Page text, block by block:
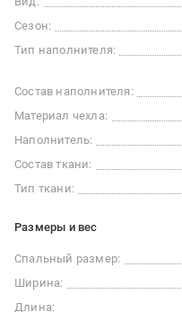
Сезон:
Тип наполнителя:
Состав наполнителя:
Материал чехла:
Наполнитель:
Состав ткани:
Тип ткани:
Размеры и вес
Спальный размер:
Ширина:
Длина: